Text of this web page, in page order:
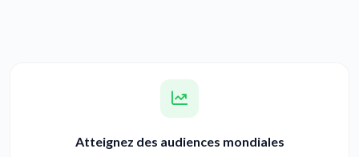
Atteignez des audiences mondiales